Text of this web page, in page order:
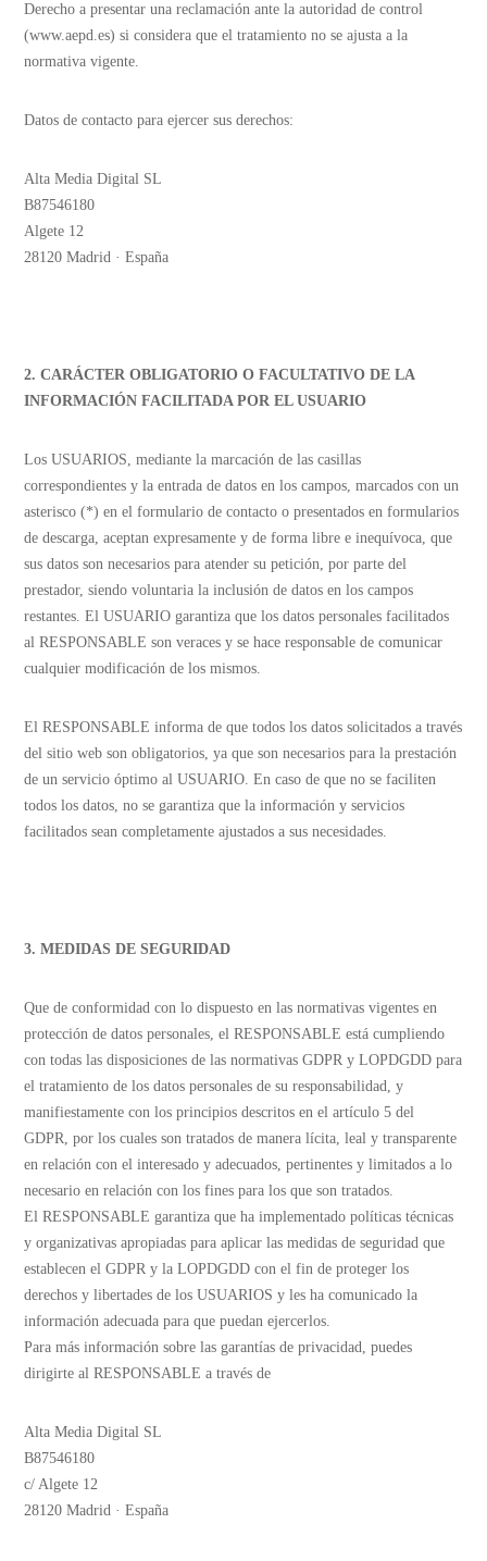
Derecho a presentar una reclamación ante la autoridad de control
(www.aepd.es) si considera que el tratamiento no se ajusta a la
normativa vigente.
Datos de contacto para ejercer sus derechos:
Alta Media Digital SL
B87546180
Algete 12
28120 Madrid · España
2. CARÁCTER OBLIGATORIO O FACULTATIVO DE LA
INFORMACIÓN FACILITADA POR EL USUARIO
Los USUARIOS, mediante la marcación de las casillas
correspondientes y la entrada de datos en los campos, marcados con un
asterisco (*) en el formulario de contacto o presentados en formularios
de descarga, aceptan expresamente y de forma libre e inequívoca, que
sus datos son necesarios para atender su petición, por parte del
prestador, siendo voluntaria la inclusión de datos en los campos
restantes. El USUARIO garantiza que los datos personales facilitados
al RESPONSABLE son veraces y se hace responsable de comunicar
cualquier modificación de los mismos.
El RESPONSABLE informa de que todos los datos solicitados a través
del sitio web son obligatorios, ya que son necesarios para la prestación
de un servicio óptimo al USUARIO. En caso de que no se faciliten
todos los datos, no se garantiza que la información y servicios
facilitados sean completamente ajustados a sus necesidades.
3. MEDIDAS DE SEGURIDAD
Que de conformidad con lo dispuesto en las normativas vigentes en
protección de datos personales, el RESPONSABLE está cumpliendo
con todas las disposiciones de las normativas GDPR y LOPDGDD para
el tratamiento de los datos personales de su responsabilidad, y
manifiestamente con los principios descritos en el artículo 5 del
GDPR, por los cuales son tratados de manera lícita, leal y transparente
en relación con el interesado y adecuados, pertinentes y limitados a lo
necesario en relación con los fines para los que son tratados.
El RESPONSABLE garantiza que ha implementado políticas técnicas
y organizativas apropiadas para aplicar las medidas de seguridad que
establecen el GDPR y la LOPDGDD con el fin de proteger los
derechos y libertades de los USUARIOS y les ha comunicado la
información adecuada para que puedan ejercerlos.
Para más información sobre las garantías de privacidad, puedes
dirigirte al RESPONSABLE a través de
Alta Media Digital SL
B87546180
c/ Algete 12
28120 Madrid · España